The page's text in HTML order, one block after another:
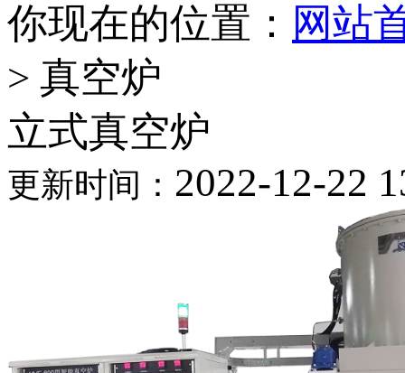
你现在的位置： 网站
> 真空炉
立式真空炉
更新时间： 2022-12-22